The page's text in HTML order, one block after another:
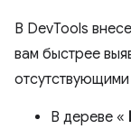
В DevTools
вам быстрее
В дереве «